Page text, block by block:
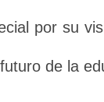
por su
de la